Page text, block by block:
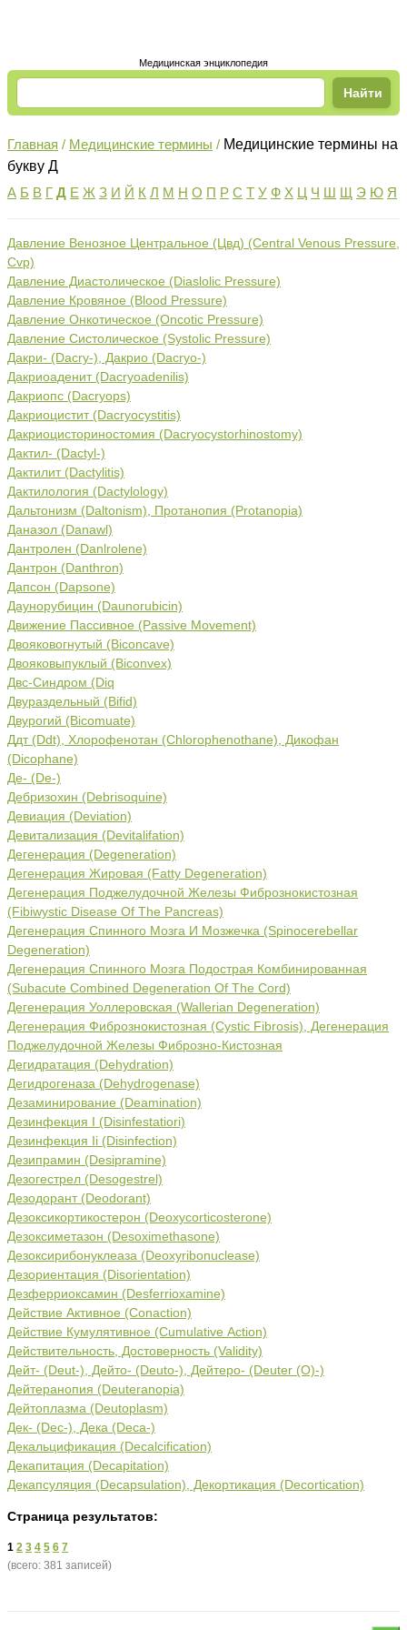
Медицинская энциклопедия
Главная / Медицинские термины / Медицинские термины на
букву Д
А Б В Г Д Е Ж З И Й К Л М Н О П Р С Т У Ф Х Ц Ч Ш Щ Э Ю Я
Давление Венозное Центральное (Цвд) (Central Venous Pressure,
Cvp)
Давление Диастолическое (Diaslolic Pressure)
Давление Кровяное (Blood Pressure)
Давление Онкотическое (Oncotic Pressure)
Давление Систолическое (Systolic Pressure)
Дакри- (Dacry-), Дакрио (Dacryo-)
Дакриоаденит (Dacryoadenilis)
Дакриопс (Dacryops)
Дакриоцистит (Dacryocystitis)
Дакриоцисториностомия (Dacryocystorhinostomy)
Дактил- (Dactyl-)
Дактилит (Dactylitis)
Дактилология (Dactylology)
Дальтонизм (Daltonism), Протанопия (Protanopia)
Даназол (Danawl)
Дантролен (Danlrolene)
Дантрон (Danthron)
Дапсон (Dapsone)
Даунорубицин (Daunorubicin)
Движение Пассивное (Passive Movement)
Двояковогнутый (Biconcave)
Двояковыпуклый (Biconvex)
Двс-Синдром (Diq
Двураздельный (Bifid)
Двурогий (Bicomuate)
Ддт (Ddt), Хлорофенотан (Chlorophenothane), Дикофан
(Dicophane)
Де- (De-)
Дебризохин (Debrisoquine)
Девиация (Deviation)
Девитализация (Devitalifation)
Дегенерация (Degeneration)
Дегенерация Жировая (Fatty Degeneration)
Дегенерация Поджелудочной Железы Фибрознокистозная
(Fibiwystic Disease Of The Pancreas)
Дегенерация Спинного Мозга И Мозжечка (Spinocerebellar
Degeneration)
Дегенерация Спинного Мозга Подострая Комбинированная
(Subacute Combined Degeneration Of The Cord)
Дегенерация Уоллеровская (Wallerian Degeneration)
Дегенерация Фибрознокистозная (Cystic Fibrosis), Дегенерация
Поджелудочной Железы Фиброзно-Кистозная
Дегидратация (Dehydration)
Дегидрогеназа (Dehydrogenase)
Дезаминирование (Deamination)
Дезинфекция I (Disinfestatiori)
Дезинфекция Ii (Disinfection)
Дезипрамин (Desipramine)
Дезогестрел (Desogestrel)
Дезодорант (Deodorant)
Дезоксикортикостерон (Deoxycorticosterone)
Дезоксиметазон (Desoximethasone)
Дезоксирибонуклеаза (Deoxyribonuclease)
Дезориентация (Disorientation)
Дезферриоксамин (Desferrioxamine)
Действие Активное (Соnaction)
Действие Кумулятивное (Cumulative Action)
Действительность, Достоверность (Validity)
Дейт- (Deut-), Дейто- (Deuto-), Дейтеро- (Deuter (O)-)
Дейтеранопия (Deuteranopia)
Дейтоплазма (Deutoplasm)
Дек- (Dec-), Дека (Deca-)
Декальцификация (Decalcification)
Декапитация (Decapitation)
Декапсуляция (Decapsulation), Декортикация (Decortication)
Страница результатов:
1 2 3 4 5 6 7
(всего: 381 записей)